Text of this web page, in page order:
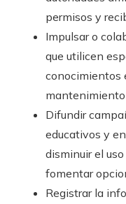
permisos y
Impulsar o
que utilicen
conocimientos
mantenimiento
Difundir
educativos y
disminuir el
fomentar
Registrar la